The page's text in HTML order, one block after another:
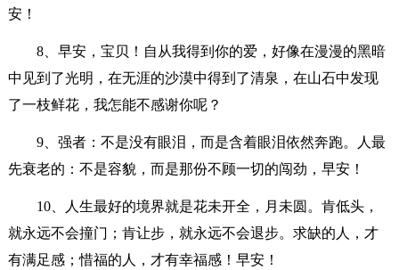
安！
8、早安，宝贝！自从我得到你的爱，好像在漫漫的黑暗
中见到了光明，在无涯的沙漠中得到了清泉，在山石中发现
了一枝鲜花，我怎能不感谢你呢？
9、强者：不是没有眼泪，而是含着眼泪依然奔跑。人最
先衰老的：不是容貌，而是那份不顾一切的闯劲，早安！
10、人生最好的境界就是花未开全，月未圆。肯低头，
就永远不会撞门；肯让步，就永远不会退步。求缺的人，才
有满足感；惜福的人，才有幸福感！早安！